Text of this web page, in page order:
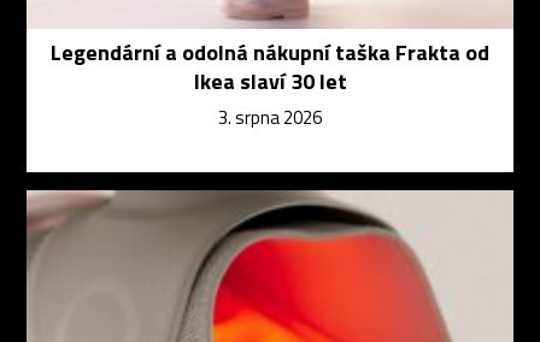
Legendární a odolná nákupní taška Frakta od
Ikea slaví 30 let
3. srpna 2026